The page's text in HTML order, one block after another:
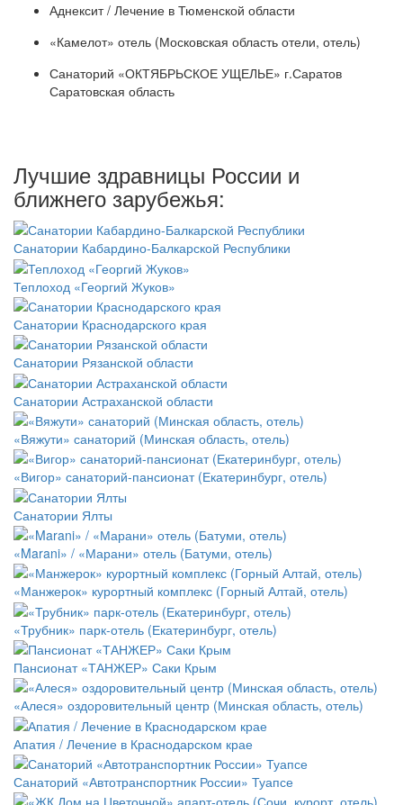
Аднексит / Лечение в Тюменской области
«Камелот» отель (Московская область отели, отель)
Санаторий «ОКТЯБРЬСКОЕ УЩЕЛЬЕ» г.Саратов
Саратовская область
Лучшие здравницы России и
ближнего зарубежья:
Санатории Кабардино-Балкарской Республики
Теплоход «Георгий Жуков»
Санатории Краснодарского края
Санатории Рязанской области
Санатории Астраханской области
«Вяжути» санаторий (Минская область, отель)
«Вигор» санаторий-пансионат (Екатеринбург, отель)
Санатории Ялты
«Marani» / «Марани» отель (Батуми, отель)
«Манжерок» курортный комплекс (Горный Алтай, отель)
«Трубник» парк-отель (Екатеринбург, отель)
Пансионат «ТАНЖЕР» Саки Крым
«Алеся» оздоровительный центр (Минская область, отель)
Апатия / Лечение в Краснодарском крае
Санаторий «Автотранспортник России» Туапсе